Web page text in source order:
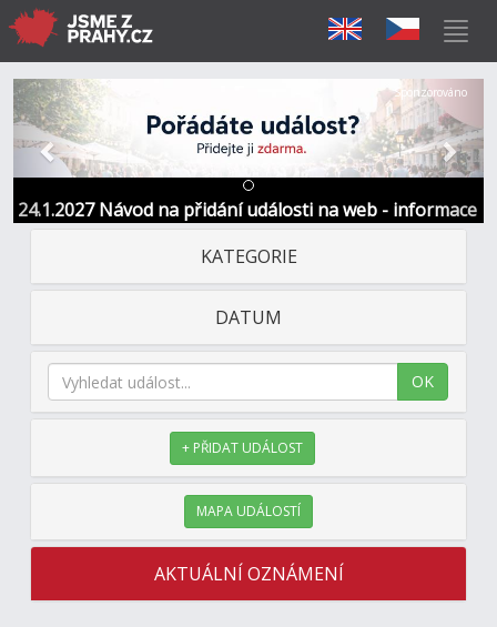
24.1.2027 Návod na přidání události na web - informace
a kontakt
Předchozí Další
Sponzorováno
KATEGORIE
DATUM
OK
+ PŘIDAT UDÁLOST
MAPA UDÁLOSTÍ
AKTUÁLNÍ OZNÁMENÍ